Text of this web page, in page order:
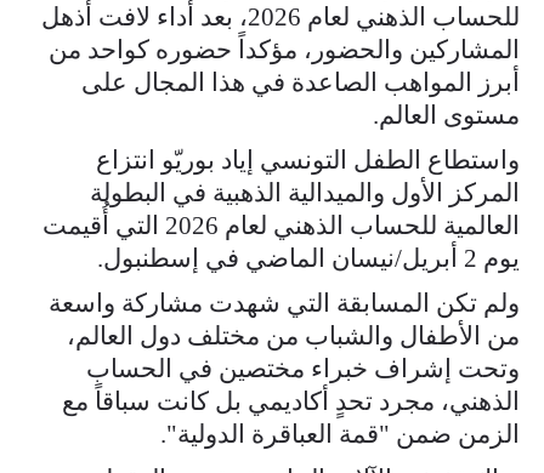
للحساب الذهني لعام 2026، بعد أداء لافت أذهل
المشاركين والحضور، مؤكداً حضوره كواحد من
أبرز المواهب الصاعدة في هذا المجال على
مستوى العالم.
واستطاع الطفل التونسي إياد بوريّو انتزاع
المركز الأول والميدالية الذهبية في البطولة
العالمية للحساب الذهني لعام 2026 التي أُقيمت
يوم 2 أبريل/نيسان الماضي في إسطنبول.
ولم تكن المسابقة التي شهدت مشاركة واسعة
من الأطفال والشباب من مختلف دول العالم،
وتحت إشراف خبراء مختصين في الحساب
الذهني، مجرد تحدٍ أكاديمي بل كانت سباقاً مع
الزمن ضمن "قمة العباقرة الدولية".